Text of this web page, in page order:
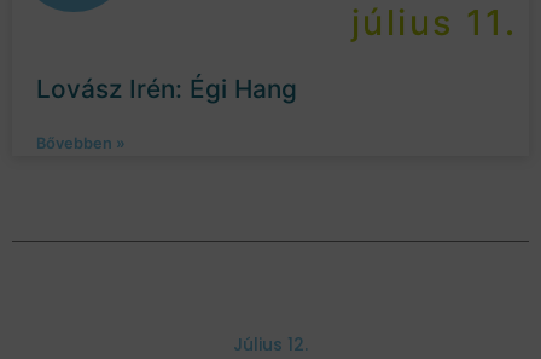
július 11.
Lovász Irén: Égi Hang
Bővebben »
Július 12.